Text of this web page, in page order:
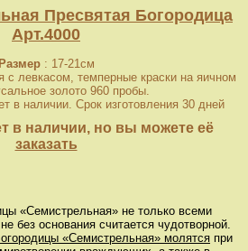
Пресвятая Богородица
Арт.4000
Размер: 17-21см
с левкасом, темперные краски на яичном
золото 960 пробы.
в наличии. Срок изготовления 30 дней
в наличии, но вы можете её
заказать
«Семистрельная» не только всеми
без основания считается чудотворной.
«Семистрельная» молятся при